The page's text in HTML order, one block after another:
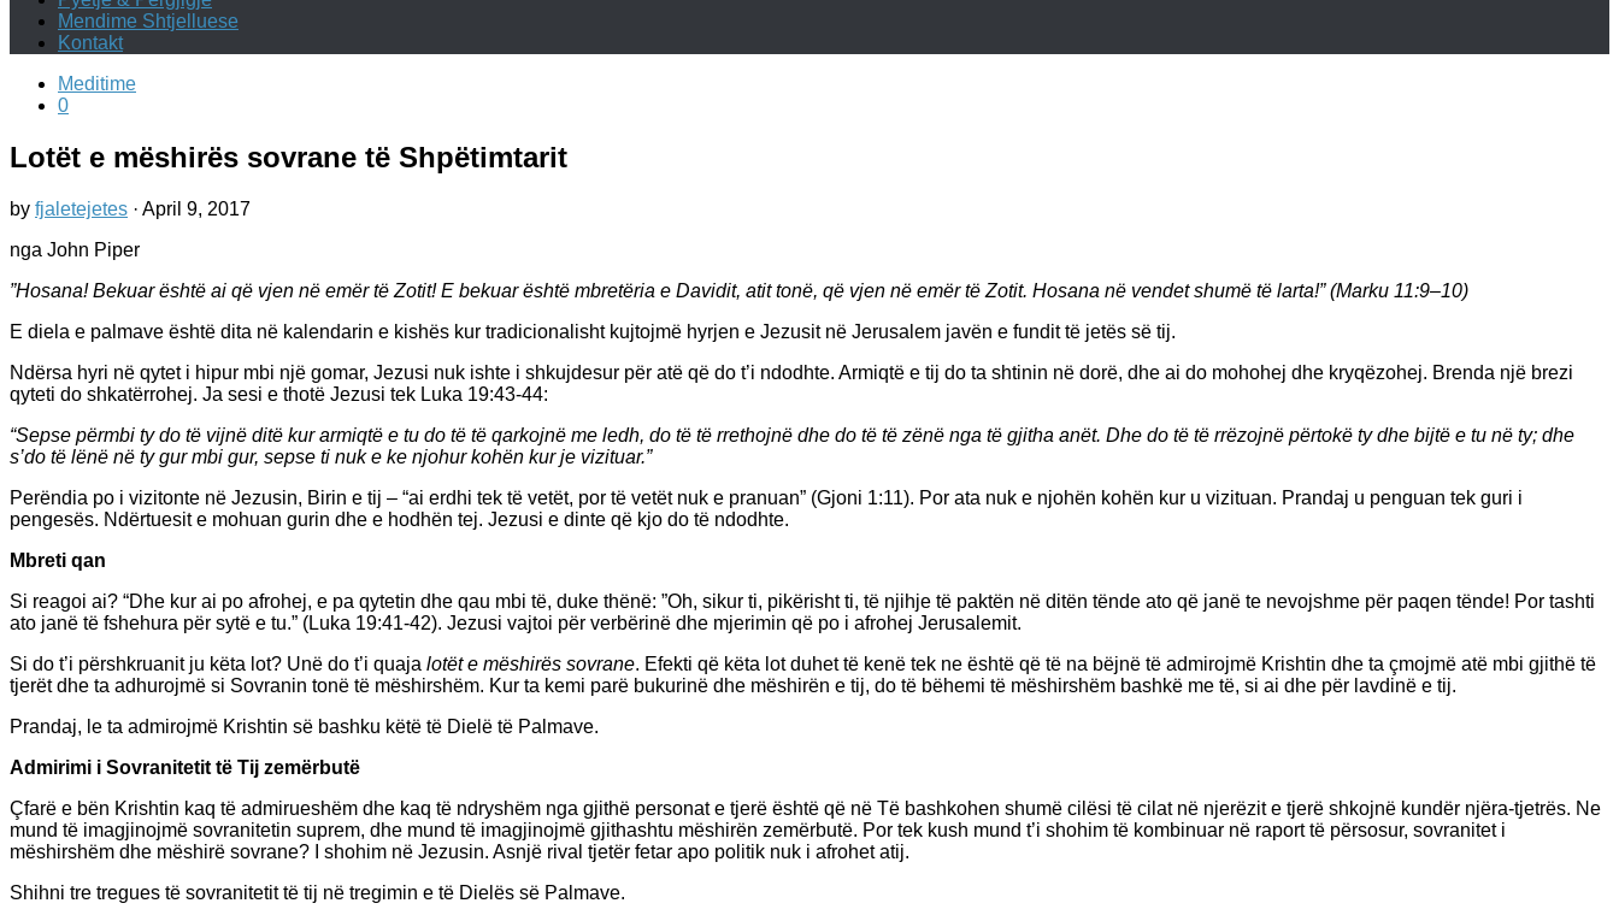
Mendime Shtjelluese
Kontakt
Meditime
0
Lotët e mëshirës sovrane të Shpëtimtarit
by fjaletejetes · April 9, 2017
nga John Piper
”Hosana! Bekuar është ai që vjen në emër të Zotit! E bekuar është mbretëria e Davidit, atit tonë, që vjen në emër të Zotit. Hosana në vendet shumë të larta!” (Marku 11:9–10)
E diela e palmave është dita në kalendarin e kishës kur tradicionalisht kujtojmë hyrjen e Jezusit në Jerusalem javën e fundit të jetës së tij.
Ndërsa hyri në qytet i hipur mbi një gomar, Jezusi nuk ishte i shkujdesur për atë që do t’i ndodhte. Armiqtë e tij do ta shtinin në dorë, dhe ai do mohohej dhe kryqëzohej. Brenda një brezi
qyteti do shkatërrohej. Ja sesi e thotë Jezusi tek Luka 19:43-44:
“Sepse përmbi ty do të vijnë ditë kur armiqtë e tu do të të qarkojnë me ledh, do të të rrethojnë dhe do të të zënë nga të gjitha anët. Dhe do të të rrëzojnë përtokë ty dhe bijtë e tu në ty; dhe
s’do të lënë në ty gur mbi gur, sepse ti nuk e ke njohur kohën kur je vizituar.”
Perëndia po i vizitonte në Jezusin, Birin e tij – “ai erdhi tek të vetët, por të vetët nuk e pranuan” (Gjoni 1:11). Por ata nuk e njohën kohën kur u vizituan. Prandaj u penguan tek guri i
pengesës. Ndërtuesit e mohuan gurin dhe e hodhën tej. Jezusi e dinte që kjo do të ndodhte.
Mbreti qan
Si reagoi ai? “Dhe kur ai po afrohej, e pa qytetin dhe qau mbi të, duke thënë: ”Oh, sikur ti, pikërisht ti, të njihje të paktën në ditën tënde ato që janë te nevojshme për paqen tënde! Por tashti
ato janë të fshehura për sytë e tu.” (Luka 19:41-42). Jezusi vajtoi për verbërinë dhe mjerimin që po i afrohej Jerusalemit.
Si do t’i përshkruanit ju këta lot? Unë do t’i quaja lotët e mëshirës sovrane. Efekti që këta lot duhet të kenë tek ne është që të na bëjnë të admirojmë Krishtin dhe ta çmojmë atë mbi gjithë të
tjerët dhe ta adhurojmë si Sovranin tonë të mëshirshëm. Kur ta kemi parë bukurinë dhe mëshirën e tij, do të bëhemi të mëshirshëm bashkë me të, si ai dhe për lavdinë e tij.
Prandaj, le ta admirojmë Krishtin së bashku këtë të Dielë të Palmave.
Admirimi i Sovranitetit të Tij zemërbutë
Çfarë e bën Krishtin kaq të admirueshëm dhe kaq të ndryshëm nga gjithë personat e tjerë është që në Të bashkohen shumë cilësi të cilat në njerëzit e tjerë shkojnë kundër njëra-tjetrës. Ne
mund të imagjinojmë sovranitetin suprem, dhe mund të imagjinojmë gjithashtu mëshirën zemërbutë. Por tek kush mund t’i shohim të kombinuar në raport të përsosur, sovranitet i
mëshirshëm dhe mëshirë sovrane? I shohim në Jezusin. Asnjë rival tjetër fetar apo politik nuk i afrohet atij.
Shihni tre tregues të sovranitetit të tij në tregimin e të Dielës së Palmave.